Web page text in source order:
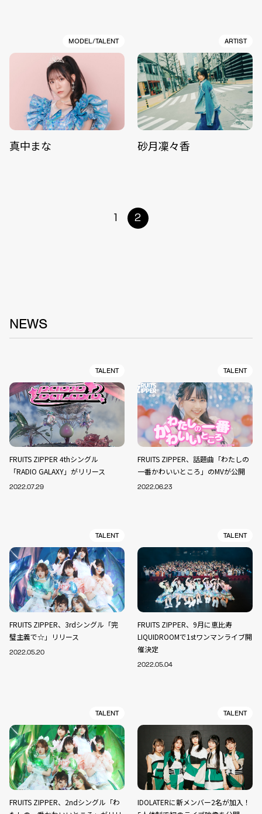
MODEL/TALENT
真中まな
ARTIST
砂月凜々香
1 2
NEWS
TALENT
FRUITS ZIPPER 4thシングル
「RADIO GALAXY」がリリース
2022.07.29
TALENT
FRUITS ZIPPER、話題曲「わたしの
一番かわいいところ」のMVが公開
2022.06.23
TALENT
FRUITS ZIPPER、3rdシングル「完
璧主義で☆」リリース
2022.05.20
TALENT
FRUITS ZIPPER、9月に恵比寿
LIQUIDROOMで1stワンマンライブ開
催決定
2022.05.04
TALENT
FRUITS ZIPPER、2ndシングル「わ
TALENT
IDOLATERに新メンバー2名が加入！